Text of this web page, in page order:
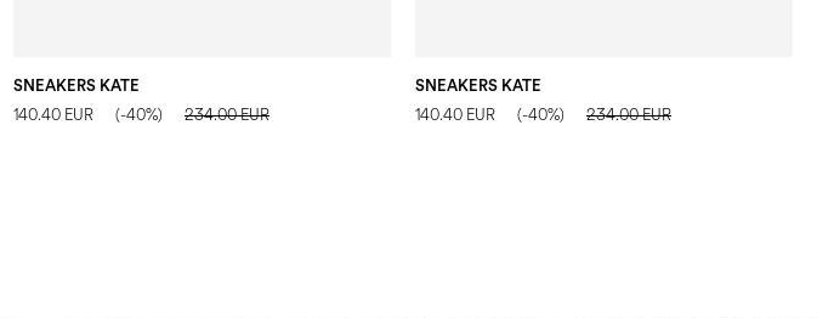
SNEAKERS KATE
140.40 EUR (-40%) 234.00 EUR
SNEAKERS KATE
140.40 EUR (-40%) 234.00 EUR